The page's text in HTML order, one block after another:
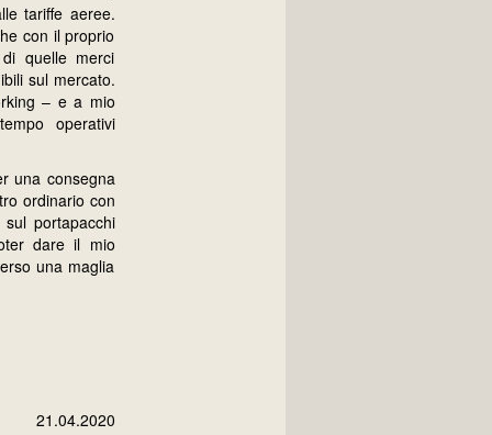
tariffe aeree.
con il proprio
quelle merci
sul mercato.
– e a mio
operativi
una consegna
ordinario con
portapacchi
dare il mio
una maglia
21.04.2020